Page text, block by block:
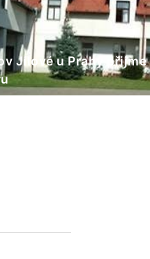
Jílové u Prahy